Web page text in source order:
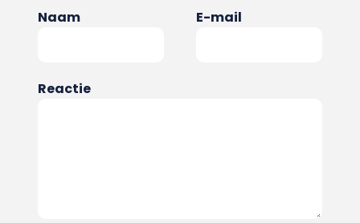
Naam E-mail
Reactie